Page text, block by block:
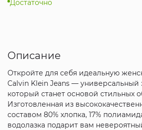
Достаточно
Описание
Откройте для себя идеальную
Calvin Klein Jeans — универсальный
который станет основой стильных
Изготовленная из
составом 80% хлопка, 17%
водолазка подарит вам